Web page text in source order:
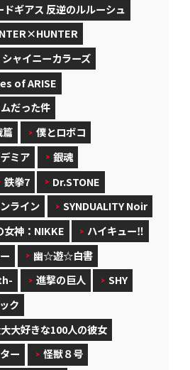
ドギアス 反逆のルルーシュ
ャイニーカラーズ
of ARISE
だった件
篇
僕とロボコ
ミア
銀魂
鉄拳7
Dr.STONE
ライン
SYNDUALITY Noir
女神：NIKKE
ハイキュー‼
幽☆遊☆白書
進撃の巨人
SHY
ク
大好きな100人の彼女
ー
怪獣８号